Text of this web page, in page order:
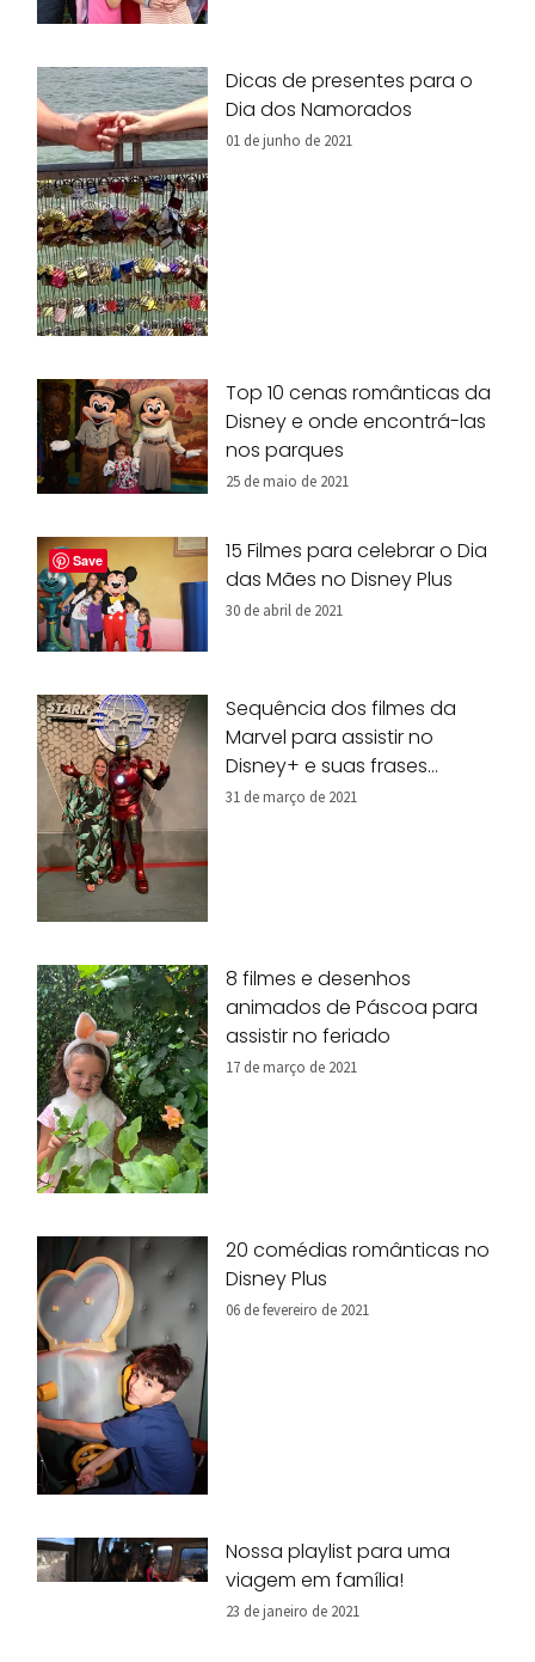
Dicas de presentes para o
Dia dos Namorados
01 de junho de 2021
Top 10 cenas românticas da
Disney e onde encontrá-las
nos parques
25 de maio de 2021
15 Filmes para celebrar o Dia
das Mães no Disney Plus
30 de abril de 2021
Sequência dos filmes da
Marvel para assistir no
Disney+ e suas frases
marcantes
31 de março de 2021
8 filmes e desenhos
animados de Páscoa para
assistir no feriado
17 de março de 2021
20 comédias românticas no
Disney Plus
06 de fevereiro de 2021
Nossa playlist para uma
viagem em família!
23 de janeiro de 2021
Save